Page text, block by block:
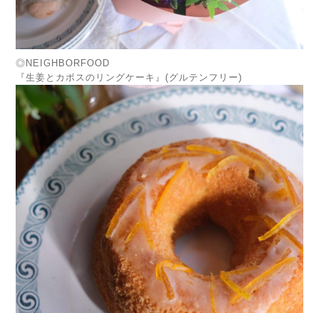
◎NEIGHBORFOOD
『生姜とカボスのリングケーキ』(グルテンフリー)